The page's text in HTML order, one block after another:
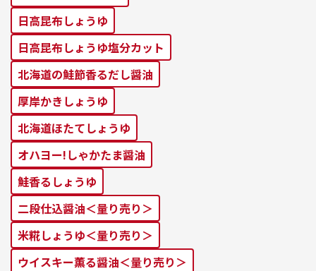
⽇⾼昆布しょうゆ
⽇⾼昆布しょうゆ塩分カット
北海道の鮭節⾹るだし醤油
厚岸かきしょうゆ
北海道ほたてしょうゆ
オハヨー!しゃかたま醤油
鮭⾹るしょうゆ
二段仕込醤油＜量り売り＞
米糀しょうゆ＜量り売り＞
ウイスキー薫る醤油＜量り売り＞